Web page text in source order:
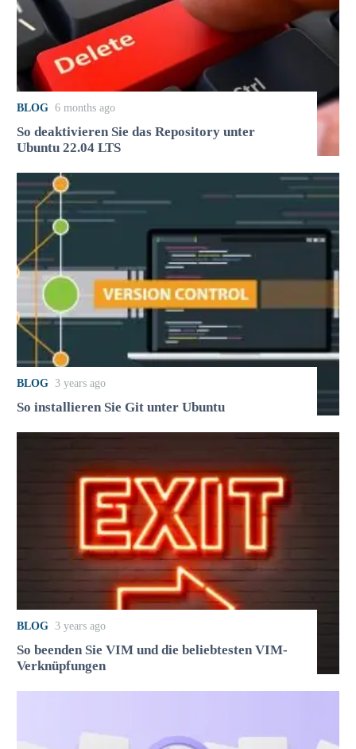
BLOG 6 months ago
So deaktivieren Sie das Repository unter
Ubuntu 22.04 LTS
BLOG 3 years ago
So installieren Sie Git unter Ubuntu
BLOG 3 years ago
So beenden Sie VIM und die beliebtesten VIM-
Verknüpfungen